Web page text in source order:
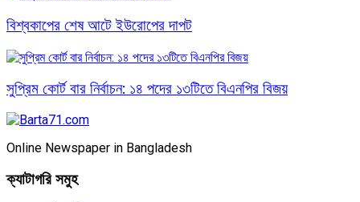
বিশ্বকাপের শেষ আটে ইউরোপের দাপট
সুপ্রিম কোর্ট বার নির্বাচন: ১৪ পদের ১৩টিতে বিএনপির বিজয়
Online Newspaper in Bangladesh
ক্যাটাগরি সমুহ